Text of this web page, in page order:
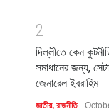
2
দিল্লীতে কেন
সমাধানের জন্য,
জেনারেল ইবরাহিম
জাতীয়, রাজনীতি